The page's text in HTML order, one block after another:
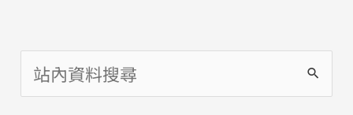
尋